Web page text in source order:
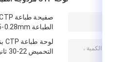
الطباعة CTP Offset 0.15-0.28mm
التحميض 22-30 ثانية